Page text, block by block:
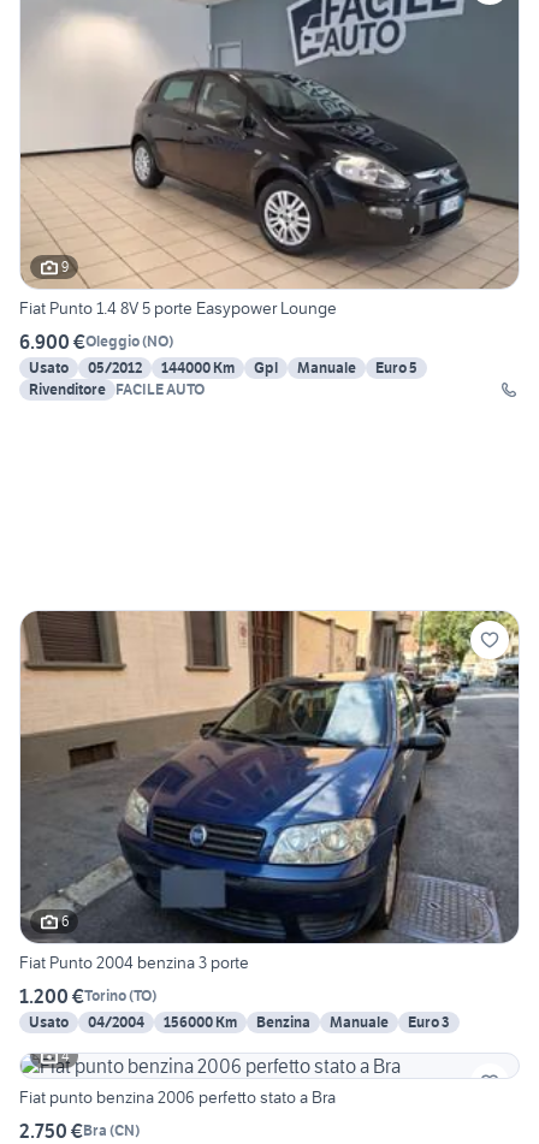
9
Fiat Punto 1.4 8V 5 porte Easypower Lounge
6.900 €Oleggio(NO)
Usato
05/2012 144000 Km Gpl Manuale
Euro 5
Rivenditore FACILE AUTO
6
Fiat Punto 2004 benzina 3 porte
1.200 €Torino(TO)
Usato
04/2004 156000 Km Benzina Manuale
Euro 3
4
Fiat punto benzina 2006 perfetto stato a Bra
2.750 €Bra (CN)